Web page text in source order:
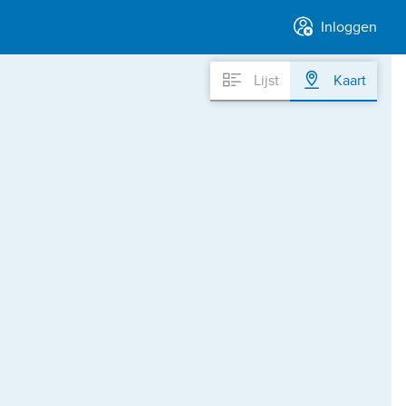
Inloggen
Lijst Kaart